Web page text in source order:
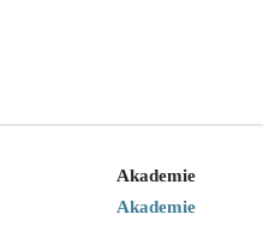
Akademie
Akademie